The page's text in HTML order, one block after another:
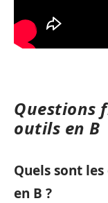
Questions
outils en B
Quels sont
en B ?